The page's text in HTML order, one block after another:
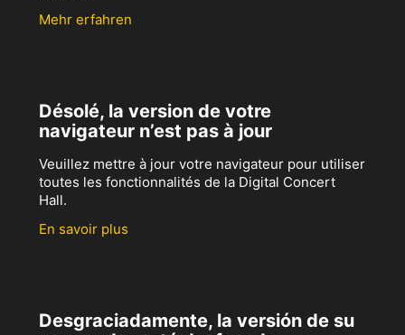
Mehr erfahren
Désolé, la version de votre
navigateur n’est pas à jour
Veuillez mettre à jour votre navigateur pour utiliser
toutes les fonctionnalités de la Digital Concert
Hall.
En savoir plus
Desgraciadamente, la versión de su